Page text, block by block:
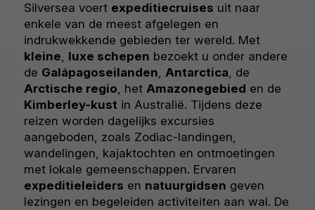
Silversea voert expeditiecruises uit naar
enkele van de meest afgelegen en
indrukwekkende gebieden ter wereld. Met
kleine, luxe schepen bezoekt u onder andere
de Galápagoseilanden, Antarctica, de
Arctische regio, het Amazonegebied en de
Kimberley-kust in Australië. Tijdens deze
reizen worden dagelijks excursies
aangeboden, zoals Zodiac-landingen,
wandelingen, kajaktochten en ontmoetingen
met lokale gemeenschappen. Ervaren
expeditieleiders en natuurgidsen geven
lezingen en begeleiden activiteiten aan wal. De